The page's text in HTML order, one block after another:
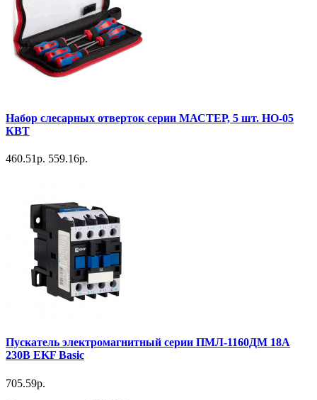
Набор слесарных отверток серии МАСТЕР, 5 шт. НО-05
КВТ
460.51р. 559.16р.
Пускатель электромагнитный серии ПМЛ-1160ДМ 18А
230В EKF Basic
705.59р.